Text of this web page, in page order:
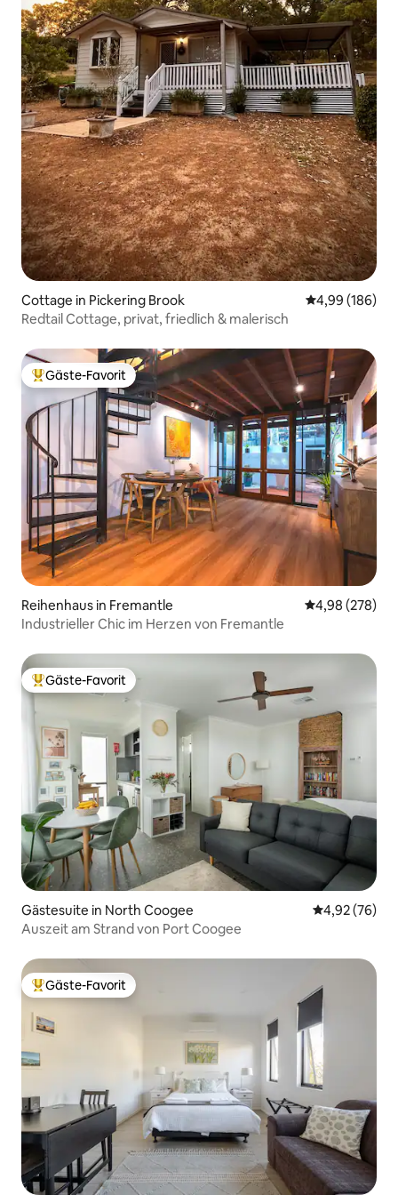
Cottage in Pickering Brook
4,99 (186)
Redtail Cottage, privat, friedlich & malerisch
Beliebter Gäste-Favorit.
Gäste-Favorit
Reihenhaus in Fremantle
4,98 (278)
Industrieller Chic im Herzen von Fremantle
Beliebter Gäste-Favorit.
Gäste-Favorit
Gästesuite in North Coogee
4,92 (76)
Auszeit am Strand von Port Coogee
Beliebter Gäste-Favorit.
Gäste-Favorit